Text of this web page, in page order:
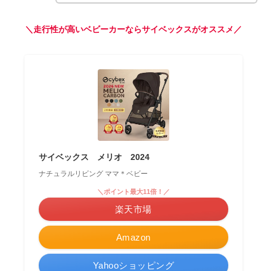
＼走行性が高いベビーカーならサイベックスがオススメ／
サイベックス メリオ 2024
ナチュラルリビング ママ＊ベビー
Amazon
＼ポイント最大11倍！／
楽天市場
Yahooショッピング